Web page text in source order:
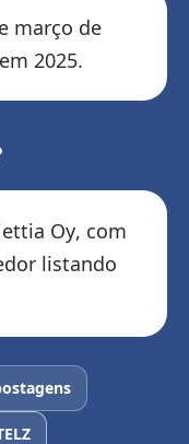
março de
2025.
Oy, com
listando